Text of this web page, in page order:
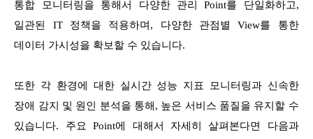
통합 모니터링을 통해서 다양한 관리 Point를 단일화하고,
일관된 IT 정책을 적용하며, 다양한 관점별 View를 통한
데이터 가시성을 확보할 수 있습니다.
또한 각 환경에 대한 실시간 성능 지표 모니터링과 신속한
장애 감지 및 원인 분석을 통해, 높은 서비스 품질을 유지할 수
있습니다. 주요 Point에 대해서 자세히 살펴본다면 다음과